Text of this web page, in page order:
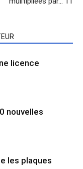
licence
nouvelles
les plaques